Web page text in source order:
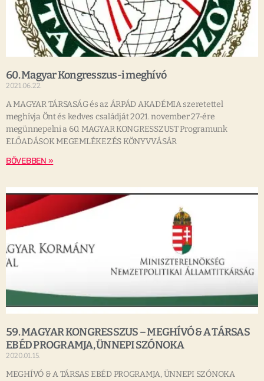
60. Magyar Kongresszus-i meghívó
2021.06.22.
A MAGYAR TÁRSASÁG és az ÁRPÁD AKADÉMIA szeretettel
meghívja Önt és kedves családját 2021. november 27-ére
megünnepelni a 60. MAGYAR KONGRESSZUST Programunk
ELŐADÁSOK MEGEMLÉKEZÉS KÖNYVVÁSÁR
BŐVEBBEN »
59. MAGYAR KONGRESSZUS – MEGHÍVÓ & A TÁRSAS
EBÉD PROGRAMJA, ÜNNEPI SZÓNOKA
2020.01.15.
MEGHÍVÓ & A TÁRSAS EBÉD PROGRAMJA, ÜNNEPI SZÓNOKA